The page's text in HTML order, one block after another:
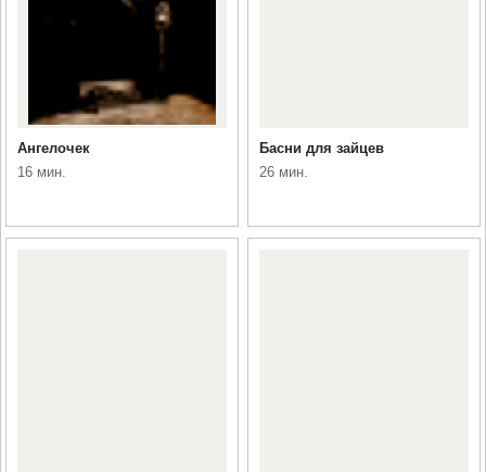
Ангелочек
16 мин.
Басни для зайцев
26 мин.